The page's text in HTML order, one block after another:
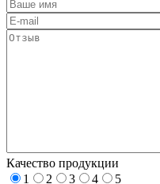
Качество продукции
1
2 3 4
5